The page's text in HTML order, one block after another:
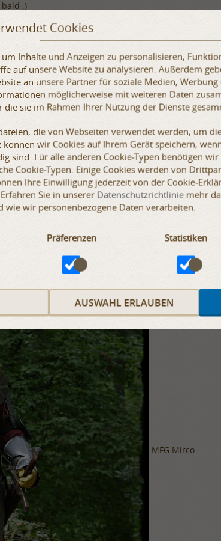
;)
erhalten und das Kleid passt perfekt, ist
als erwartet angekommen und ist genau wie
Sorge soviel Geld ins Ausland zu überweisen
83062900000 (Statuetten und andere
und sicher verpackt. Danke nochmal!
MFG Mirco
Cookies
Inhalte und Anzeigen zu personalisieren,
auf unsere Website zu analysieren. Außerdem
an unsere Partner für soziale Medien,
möglicherweise mit weiteren Daten
sie im Rahmen Ihrer Nutzung der Dienste
die von Webseiten verwendet werden, um
können wir Cookies auf Ihrem Gerät speichern,
sind. Für alle anderen Cookie-Typen benötigen wir
Cookie-Typen. Einige Cookies werden von
Ihre Einwilligung jederzeit von der Cookie-
Sie in unserer Datenschutzrichtliniemehr
wie wir personenbezogene Daten verarbeiten.
Präferenzen Statistiken
AUSWAHL ERLAUBEN